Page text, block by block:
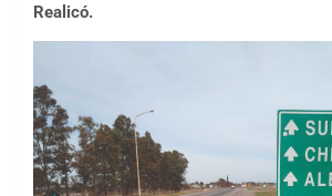
Realicó.